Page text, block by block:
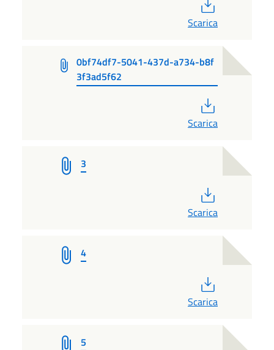
Scarica
0bf74df7-5041-437d-a734-b8f
3f3ad5f62
Scarica
3
Scarica
4
Scarica
5